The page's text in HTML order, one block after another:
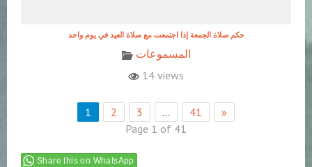
حكم صلاة الجمعة إذا اجتمعت مع صلاة العيد في يوم واحد
المسموعات
14 views
1 2 3 … 41
»
Page 1 of 41
Share this on WhatsApp